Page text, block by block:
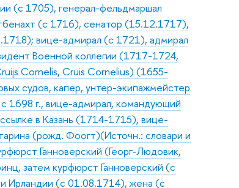
(с 1705), генерал-фельдмаршал
(с 1716), сенатор (15.12.1717),
вице-адмирал (с 1721), адмирал
Военной коллегии (1717-1724,
Cornelis, Cruis Cornelius) (1655-
судов, капер, унтер-экипажмейстер
1698 г., вице-адмирал, командующий
в Казань (1714-1715), вице-
(рожд. Фоогт)(Источн.: словари и
Ганноверский (Георг-Людовик,
затем курфюрст Ганноверский (с
Ирландии (с 01.08.1714), жена (с